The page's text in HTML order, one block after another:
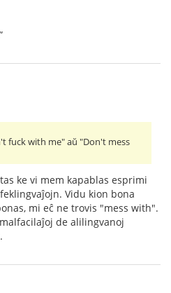
fuck with me" aŭ "Don't mess
ke vi mem kapablas esprimi
Vidu kion bona
mi eĉ ne trovis "mess with".
de alilingvanoj